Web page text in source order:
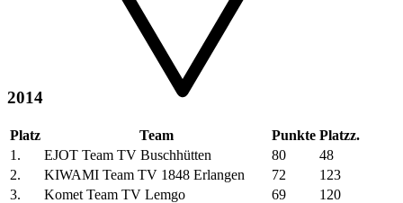
2014
Platz Team Punkte Platzz.
1.
EJOT Team TV Buschhütten 80
48
2.
KIWAMI Team TV 1848 Erlangen 72
123
3.
Komet Team TV Lemgo 69
120